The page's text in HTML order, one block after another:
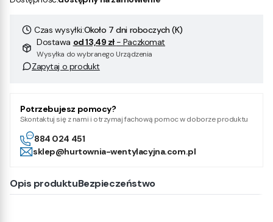
Czas wysyłki:Około 7 dni roboczych (K)
Dostawa od 13,49 zł - Paczkomat
Wysyłka do wybranego Urządzenia
Zapytaj o produkt
Potrzebujesz pomocy?
Skontaktuj się z nami i otrzymaj fachową pomoc w doborze produktu
884 024 451
sklep@hurtownia-wentylacyjna.com.pl
Opis produktuBezpieczeństwo